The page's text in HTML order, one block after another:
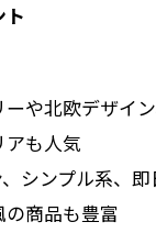
や北欧デザイン
も人気
シンプル系、即
商品も豊富